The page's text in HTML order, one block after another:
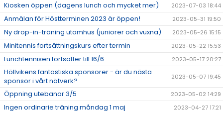
Kiosken öppen (dagens lunch och mycket mer) 2023-07-03 18:44
Anmälan för Höstterminen 2023 är öppen! 2023-05-31 19:50
Ny drop-in-träning utomhus (juniorer och vuxna) 2023-05-26 15:15
Minitennis fortsättningskurs efter termin 2023-05-22 15:53
Lunchtennisen fortsätter till 16/6 2023-05-17 20:27
Höllvikens fantastiska sponsorer - är du nästa
sponsor i vårt nätverk?
2023-05-07 19:45
Öppning utebanor 3/5 2023-05-02 14:29
Ingen ordinarie träning måndag 1 maj 2023-04-27 17:21